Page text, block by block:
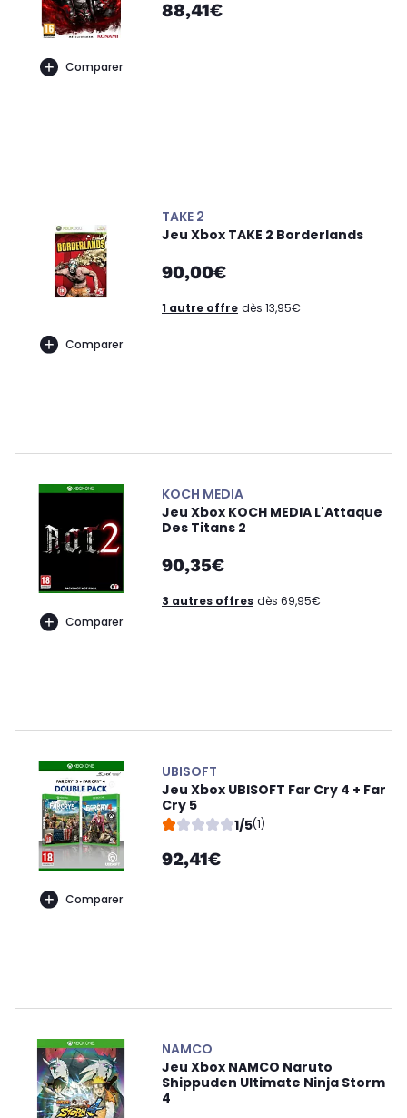
Comparer
88,41€
Comparer
TAKE 2
Jeu Xbox TAKE 2 Borderlands
90,00€
1 autre offre dès 13,95€
Comparer
KOCH MEDIA
Jeu Xbox KOCH MEDIA L'Attaque
Des Titans 2
90,35€
3 autres offres dès 69,95€
Comparer
UBISOFT
Jeu Xbox UBISOFT Far Cry 4 + Far
Cry 5
1/5(1)
92,41€
NAMCO
Jeu Xbox NAMCO Naruto
Shippuden Ultimate Ninja Storm
4